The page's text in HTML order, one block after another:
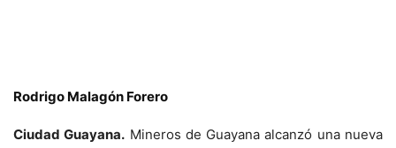
Rodrigo Malagón Forero
Ciudad Guayana. Mineros de Guayana alcanzó una nueva